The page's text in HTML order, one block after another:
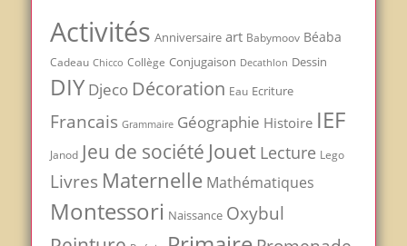
Activités Anniversaire art Babymoov Béaba
Cadeau Chicco Collège Conjugaison Decathlon Dessin
DIY Djeco Décoration Eau Ecriture
Francais Grammaire Géographie Histoire IEF
Janod Jeu de société Jouet Lecture Lego
Livres Maternelle Mathématiques
Montessori Naissance Oxybul